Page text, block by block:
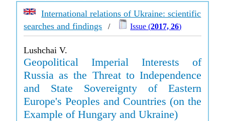
International relations of Ukraine: scientific
searches and findings / Issue (2017, 26)
Lushchai V.
Geopolitical Imperial Interests of
Russia as the Threat to Independence
and State Sovereignty of Eastern
Europe's Peoples and Countries (on the
Example of Hungary and Ukraine)